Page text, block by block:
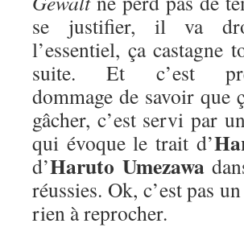
se justifier, il va
l’essentiel, ça castagne
suite. Et c’est
dommage de savoir que
gâcher, c’est servi par
qui évoque le trait d’
d’Haruto Umezawa
réussies. Ok, c’est pas
rien à reprocher.